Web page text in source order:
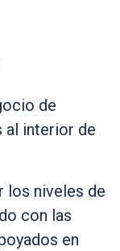
de
al interior de
los niveles de
con las
en